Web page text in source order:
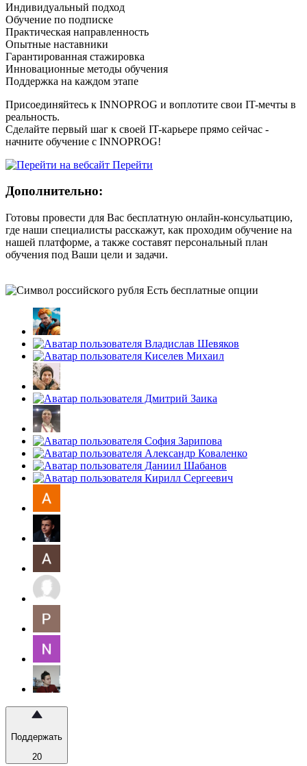
Индивидуальный подход
Обучение по подписке
Практическая направленность
Опытные наставники
Гарантированная стажировка
Инновационные методы обучения
Поддержка на каждом этапе
Присоединяйтесь к INNOPROG и воплотите свои IT-мечты в
реальность.
Сделайте первый шаг к своей IT-карьере прямо сейчас -
начните обучение с INNOPROG!
Перейти
Дополнительно:
Готовы провести для Вас бесплатную онлайн-консульатцию,
где наши специалисты расскажут, как проходим обучение на
нашей платформе, а также составят персональный план
обучения под Ваши цели и задачи.
Есть бесплатные опции
Поддержать
20